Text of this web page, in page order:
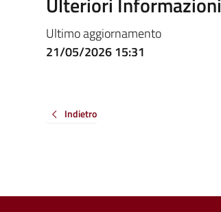
Ultimo aggiornamento
21/05/2026 15:31
Indietro